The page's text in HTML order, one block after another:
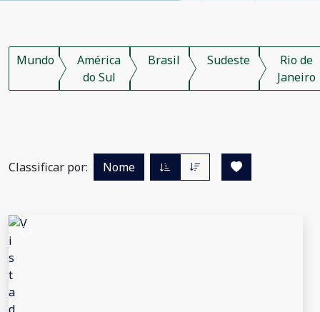
Mundo
América
do Sul
Brasil Sudeste
Rio de
Janeiro
Classificar por: Nome